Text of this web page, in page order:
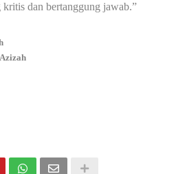
dan bertanggung jawab.”